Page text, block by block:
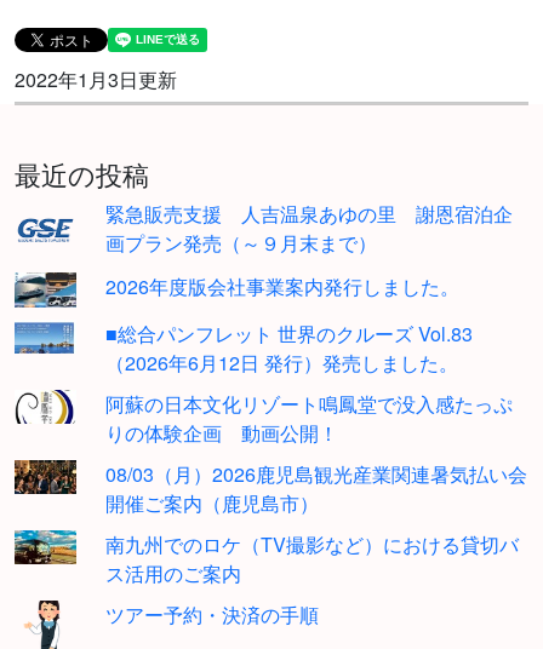
2022年1月3日更新
最近の投稿
緊急販売支援 人吉温泉あゆの里 謝恩宿泊企
画プラン発売（～９月末まで）
2026年度版会社事業案内発行しました。
■総合パンフレット 世界のクルーズ Vol.83
（2026年6月12日 発行）発売しました。
阿蘇の日本文化リゾート鳴鳳堂で没入感たっぷ
りの体験企画 動画公開！
08/03（月）2026鹿児島観光産業関連暑気払い会
開催ご案内（鹿児島市）
南九州でのロケ（TV撮影など）における貸切バ
ス活用のご案内
ツアー予約・決済の手順